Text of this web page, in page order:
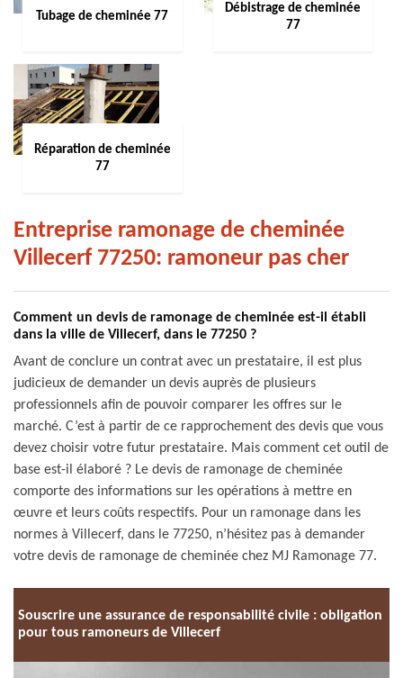
Tubage de cheminée 77
Débistrage de cheminée
77
Réparation de cheminée
77
Entreprise ramonage de cheminée
Villecerf 77250: ramoneur pas cher
Comment un devis de ramonage de cheminée est-il établi
dans la ville de Villecerf, dans le 77250 ?
Avant de conclure un contrat avec un prestataire, il est plus
judicieux de demander un devis auprès de plusieurs
professionnels afin de pouvoir comparer les offres sur le
marché. C’est à partir de ce rapprochement des devis que vous
devez choisir votre futur prestataire. Mais comment cet outil de
base est-il élaboré ? Le devis de ramonage de cheminée
comporte des informations sur les opérations à mettre en
œuvre et leurs coûts respectifs. Pour un ramonage dans les
normes à Villecerf, dans le 77250, n’hésitez pas à demander
votre devis de ramonage de cheminée chez MJ Ramonage 77.
Souscrire une assurance de responsabilité civile : obligation
pour tous ramoneurs de Villecerf